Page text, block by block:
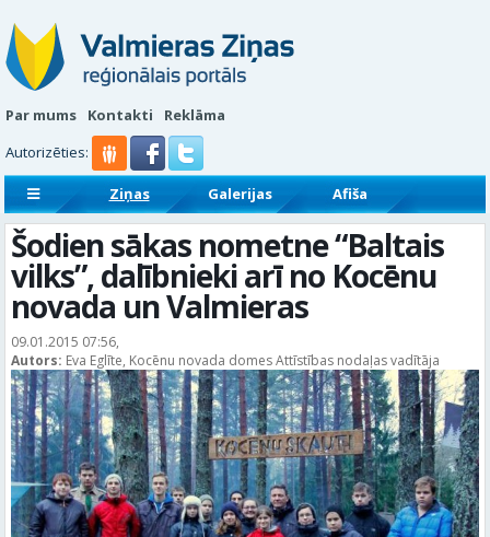
Par mums Kontakti
Reklāma
Autorizēties:
Ziņas Galerijas
Afiša
Sludinājumi
Reklāmraksti
Šodien sākas nometne “Baltais
vilks”, dalībnieki arī no Kocēnu
novada un Valmieras
09.01.2015 07:56,
Autors: Eva Eglīte, Kocēnu novada domes Attīstības nodaļas vadītāja